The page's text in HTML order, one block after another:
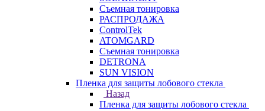
Съемная тонировка
РАСПРОДАЖА
ControlTek
ATOMGARD
Съемная тонировка
DETRONA
SUN VISION
Пленка для защиты лобового стекла
Назад
Пленка для защиты лобового стекла